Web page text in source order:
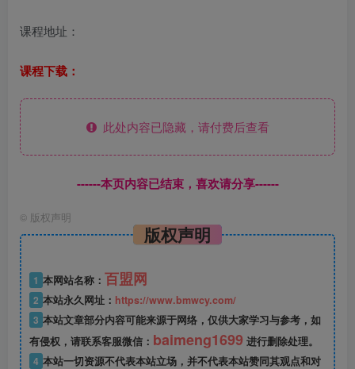
课程地址：
课程下载：
此处内容已隐藏，请付费后查看
------本页内容已结束，喜欢请分享------
© 版权声明
版权声明
1 本网站名称： 百盟网
2 本站永久网址： https://www.bmwcy.com/
3 本站文章部分内容可能来源于网络，仅供大家学习与参考，如
有侵权，请联系客服微信： baimeng1699 进行删除处理。
4 本站一切资源不代表本站立场，并不代表本站赞同其观点和对